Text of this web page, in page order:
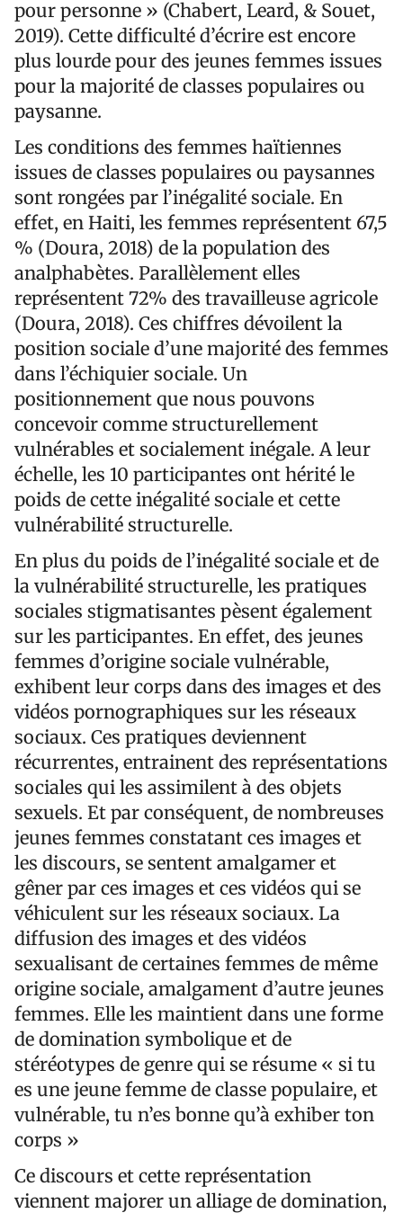
pour personne » (Chabert, Leard, & Souet,
2019). Cette difficulté d’écrire est encore
plus lourde pour des jeunes femmes issues
pour la majorité de classes populaires ou
paysanne.
Les conditions des femmes haïtiennes
issues de classes populaires ou paysannes
sont rongées par l’inégalité sociale. En
effet, en Haiti, les femmes représentent 67,5
% (Doura, 2018) de la population des
analphabètes. Parallèlement elles
représentent 72% des travailleuse agricole
(Doura, 2018). Ces chiffres dévoilent la
position sociale d’une majorité des femmes
dans l’échiquier sociale. Un
positionnement que nous pouvons
concevoir comme structurellement
vulnérables et socialement inégale. A leur
échelle, les 10 participantes ont hérité le
poids de cette inégalité sociale et cette
vulnérabilité structurelle.
En plus du poids de l’inégalité sociale et de
la vulnérabilité structurelle, les pratiques
sociales stigmatisantes pèsent également
sur les participantes. En effet, des jeunes
femmes d’origine sociale vulnérable,
exhibent leur corps dans des images et des
vidéos pornographiques sur les réseaux
sociaux. Ces pratiques deviennent
récurrentes, entrainent des représentations
sociales qui les assimilent à des objets
sexuels. Et par conséquent, de nombreuses
jeunes femmes constatant ces images et
les discours, se sentent amalgamer et
gêner par ces images et ces vidéos qui se
véhiculent sur les réseaux sociaux. La
diffusion des images et des vidéos
sexualisant de certaines femmes de même
origine sociale, amalgament d’autre jeunes
femmes. Elle les maintient dans une forme
de domination symbolique et de
stéréotypes de genre qui se résume « si tu
es une jeune femme de classe populaire, et
vulnérable, tu n’es bonne qu’à exhiber ton
corps »
Ce discours et cette représentation
viennent majorer un alliage de domination,